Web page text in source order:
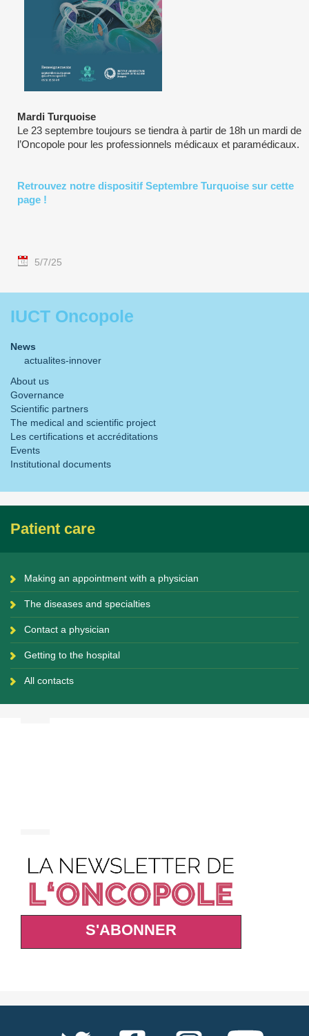
Mardi Turquoise
Le 23 septembre toujours se tiendra à partir de 18h un mardi de
l’Oncopole pour les professionnels médicaux et paramédicaux.
Retrouvez notre dispositif Septembre Turquoise sur cette
page !
5/7/25
IUCT Oncopole
News
actualites-innover
About us
Governance
Scientific partners
The medical and scientific project
Les certifications et accréditations
Events
Institutional documents
Patient care
Making an appointment with a physician
The diseases and specialties
Contact a physician
Getting to the hospital
All contacts
S'ABONNER